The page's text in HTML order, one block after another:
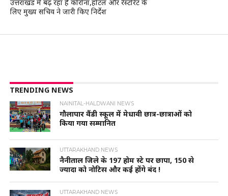
उत्तराखंड में बढ़ रहा है कोरोना,होटल और रेस्टोरेंट के
लिए मुख्य सचिव ने जारी किए निर्देश
TRENDING NEWS
NAINITAL-HALDWANI NEWS
गौलापार वैंडी स्कूल में मेधावी छात्र-छात्राओं को
किया गया सम्मानित
UTTARAKHAND NEWS
नैनीताल जिले के 197 होम स्टे पर छापा, 150 से
ज्यादा को नोटिस और कई होंगे बंद !
UTTARAKHAND NEWS